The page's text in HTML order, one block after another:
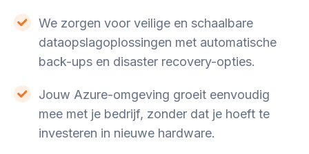
We zorgen voor veilige en schaalbare
dataopslagoplossingen met automatische
back-ups en disaster recovery-opties.
Jouw Azure-omgeving groeit eenvoudig
mee met je bedrijf, zonder dat je hoeft te
investeren in nieuwe hardware.